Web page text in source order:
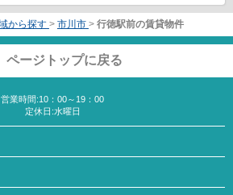
から探す > 市川市 > 行徳駅前の賃貸物件
ページトップに戻る
営業時間:10：00～19：00
定休日:水曜日